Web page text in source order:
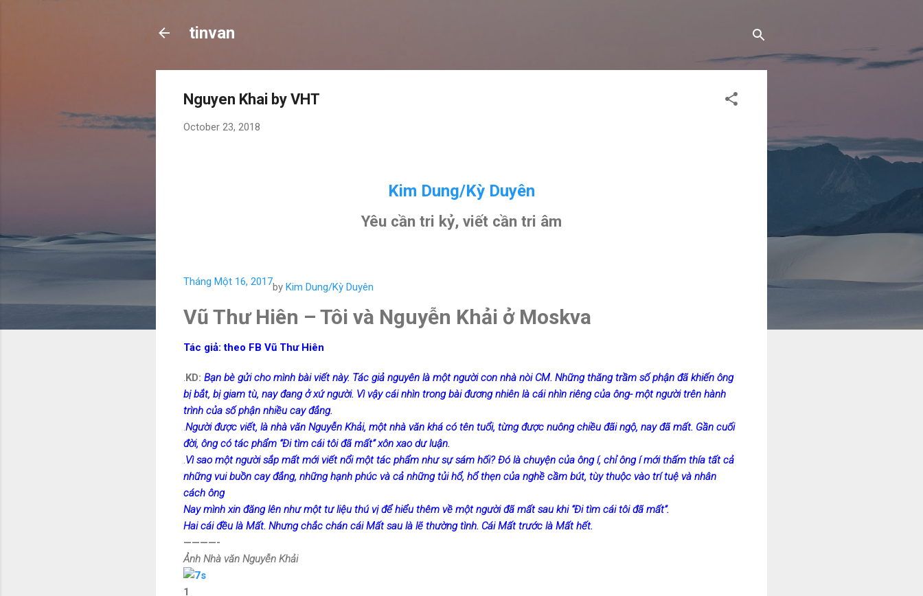
tinvan
Nguyen Khai by VHT
October 23, 2018
Kim Dung/Kỳ Duyên
Yêu cần tri kỷ, viết cần tri âm
Tháng Một 16, 2017by Kim Dung/Kỳ Duyên
Vũ Thư Hiên – Tôi và Nguyễn Khải ở Moskva
Tác giả: theo FB Vũ Thư Hiên
.KD: Bạn bè gửi cho mình bài viết này. Tác giả nguyên là một người con nhà nòi CM. Những thăng trầm số phận đã khiến ông
bị bắt, bị giam tù, nay đang ở xứ người. Vì vậy cái nhìn trong bài đương nhiên là cái nhìn riêng của ông- một người trên hành
trình của số phận nhiều cay đắng.
.Người được viết, là nhà văn Nguyễn Khải, một nhà văn khá có tên tuổi, từng được nuông chiều đãi ngộ, nay đã mất. Gần cuối
đời, ông có tác phẩm “Đi tìm cái tôi đã mất” xôn xao dư luận.
.Vì sao một người sắp mất mới viết nổi một tác phẩm như sự sám hối? Đó là chuyện của ông í, chỉ ông í mới thấm thía tất cả
những vui buồn cay đắng, những hạnh phúc và cả những tủi hổ, hổ thẹn của nghề cầm bút, tùy thuộc vào trí tuệ và nhân
cách ông
Nay mình xin đăng lên như một tư liệu thú vị để hiểu thêm về một người đã mất sau khi “Đi tìm cái tôi đã mất”.
Hai cái đều là Mất. Nhưng chắc chán cái Mất sau là lẽ thường tình. Cái Mất trước là Mất hết.
————-
Ảnh Nhà văn Nguyễn Khải
1